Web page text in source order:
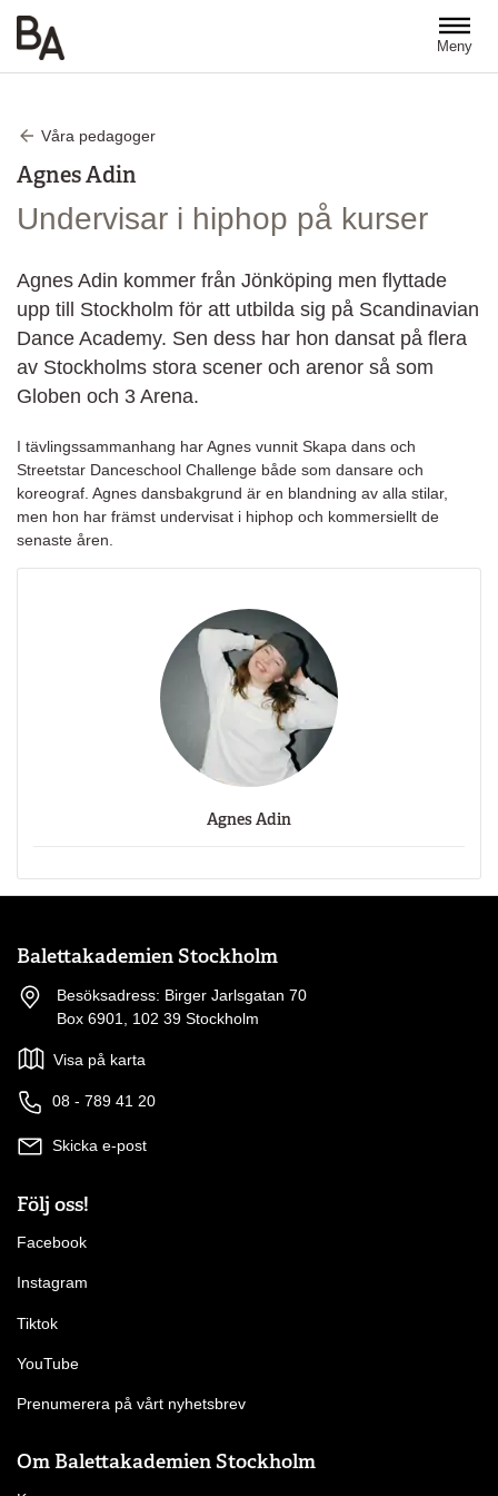
Meny
Våra pedagoger
Agnes Adin
Undervisar i hiphop på kurser
Agnes Adin kommer från Jönköping men flyttade
upp till Stockholm för att utbilda sig på Scandinavian
Dance Academy. Sen dess har hon dansat på flera
av Stockholms stora scener och arenor så som
Globen och 3 Arena.
I tävlingssammanhang har Agnes vunnit Skapa dans och
Streetstar Danceschool Challenge både som dansare och
koreograf. Agnes dansbakgrund är en blandning av alla stilar,
men hon har främst undervisat i hiphop och kommersiellt de
senaste åren.
Agnes Adin
Balettakademien Stockholm
Besöksadress: Birger Jarlsgatan 70
Box 6901, 102 39 Stockholm
Visa på karta
08 - 789 41 20
Skicka e-post
Följ oss!
Facebook
Instagram
Tiktok
YouTube
Prenumerera på vårt nyhetsbrev
Om Balettakademien Stockholm